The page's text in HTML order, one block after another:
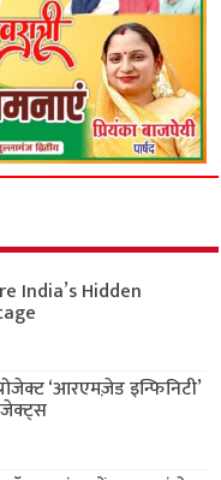
India’s Hidden
‘आरएमज़ेड इन्फिनिटी’